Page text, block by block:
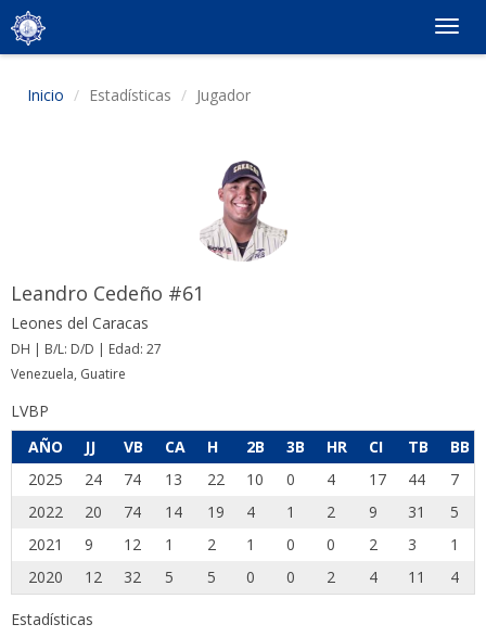
Inicio Estadísticas Jugador
Leandro Cedeño #61
Leones del Caracas
DH | B/L: D/D | Edad: 27
Venezuela, Guatire
LVBP
AÑO
JJ VB CA H 2B 3B HR CI TB
BB
2025
24 74 13 22 10 0 4 17 44
7
2022
20 74 14 19 4 1 2 9 31
5
2021
9 12 1 2 1 0 0 2 3
1
2020
12 32 5 5 0 0 2 4 11 4
Estadísticas